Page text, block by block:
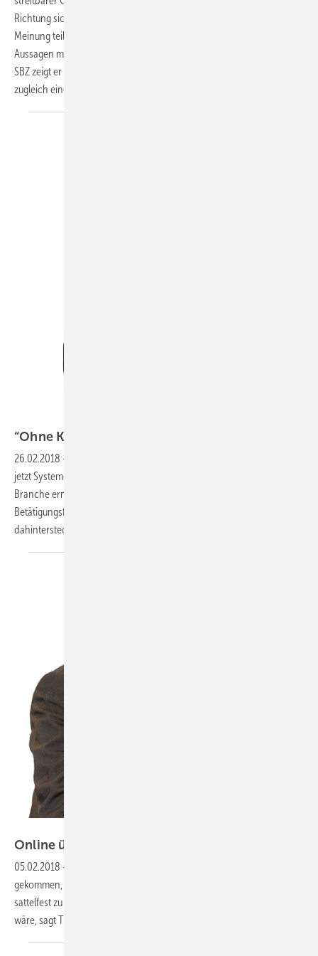
Richtung sich der Vertrieb in der SHK-Branche entwickeln kann. Seine
Meinung teilt zwar noch lange nicht jeder, aber meist beinhalten seine
Aussagen mehr als bloß einen Kern Wahrheit. Im Gespräch mit der
SBZ zeigt er auf, dass die große Stärke des Fachvertriebsweges
zugleich eine große Schwäche
“Ohne Kompromisse beim
26.02.2018 -
jetzt Systeme für die Vorwandinstallation: Duravit überrascht die
Branche erneut und streckt die Finger aus in ein neues
Betätigungsfeld. Die SBZ hat bei Dr. Frank Richter nachgefragt, was
dahintersteckt und wohin das Engagement eigentlich führen soll.
Online überzeugen
05.02.2018 -
gekommen, um sich als Handwerksbetrieb im Onlinemarketing
sattelfest zu machen. Warum das so ist und was dabei zu beachten
wäre, sagt Thorsten Moortz im